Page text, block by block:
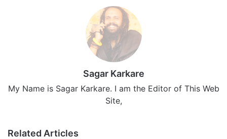
Sagar Karkare
My Name is Sagar Karkare. I am the Editor of This Web
Site,
Related Articles